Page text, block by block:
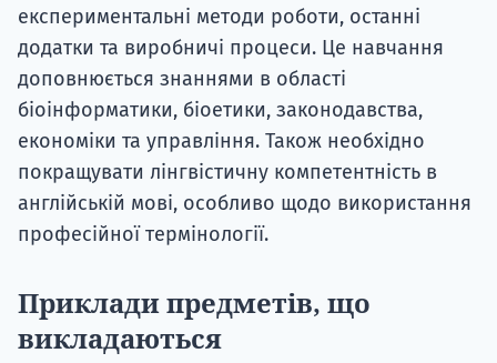
експериментальні методи роботи, останні
додатки та виробничі процеси. Це навчання
доповнюється знаннями в області
біоінформатики, біоетики, законодавства,
економіки та управління. Також необхідно
покращувати лінгвістичну компетентність в
англійській мові, особливо щодо використання
професійної термінології.
Приклади предметів, що
викладаються